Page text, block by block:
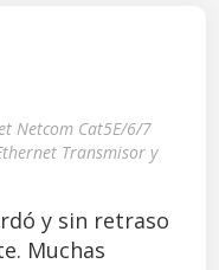
Netcom Cat5E/6/7
Transmisor y
y sin retraso
Muchas